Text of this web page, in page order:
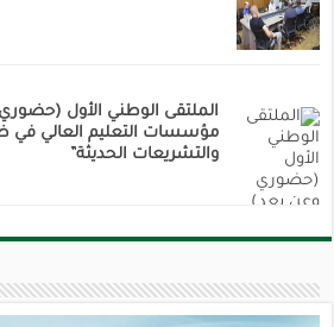
الملتقى الوطني الأول
مؤسسات التعليم العالي في
والتشريعات الحديثة”